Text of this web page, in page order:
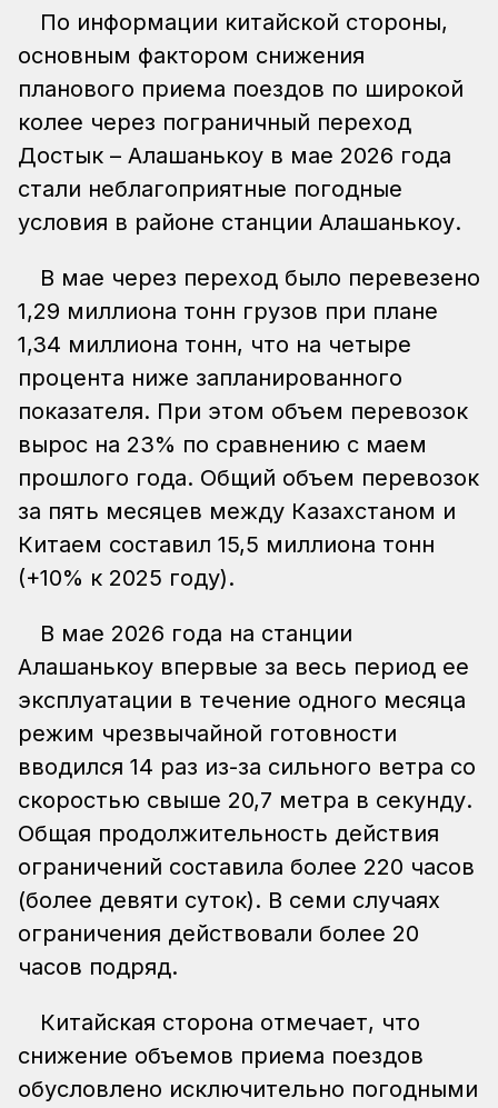
По информации китайской стороны,
основным фактором снижения
планового приема поездов по широкой
колее через пограничный переход
Достык – Алашанькоу в мае 2026 года
стали неблагоприятные погодные
условия в районе станции Алашанькоу.
В мае через переход было перевезено
1,29 миллиона тонн грузов при плане
1,34 миллиона тонн, что на четыре
процента ниже запланированного
показателя. При этом объем перевозок
вырос на 23% по сравнению с маем
прошлого года. Общий объем перевозок
за пять месяцев между Казахстаном и
Китаем составил 15,5 миллиона тонн
(+10% к 2025 году).
В мае 2026 года на станции
Алашанькоу впервые за весь период ее
эксплуатации в течение одного месяца
режим чрезвычайной готовности
вводился 14 раз из-за сильного ветра со
скоростью свыше 20,7 метра в секунду.
Общая продолжительность действия
ограничений составила более 220 часов
(более девяти суток). В семи случаях
ограничения действовали более 20
часов подряд.
Китайская сторона отмечает, что
снижение объемов приема поездов
обусловлено исключительно погодными